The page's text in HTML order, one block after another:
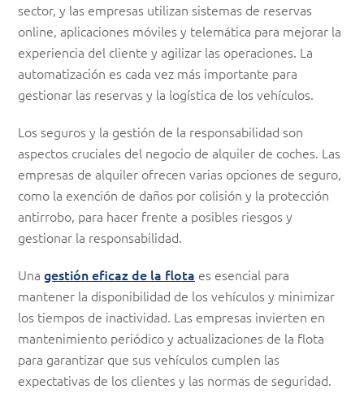
sector, y las empresas utilizan sistemas de reservas
online, aplicaciones móviles y telemática para mejorar la
experiencia del cliente y agilizar las operaciones. La
automatización es cada vez más importante para
gestionar las reservas y la logística de los vehículos.
Los seguros y la gestión de la responsabilidad son
aspectos cruciales del negocio de alquiler de coches. Las
empresas de alquiler ofrecen varias opciones de seguro,
como la exención de daños por colisión y la protección
antirrobo, para hacer frente a posibles riesgos y
gestionar la responsabilidad.
Una gestión eficaz de la flota es esencial para
mantener la disponibilidad de los vehículos y minimizar
los tiempos de inactividad. Las empresas invierten en
mantenimiento periódico y actualizaciones de la flota
para garantizar que sus vehículos cumplen las
expectativas de los clientes y las normas de seguridad.